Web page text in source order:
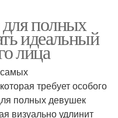
полных
идеальный
лица
требует особого
полных девушек
визуально удлинит